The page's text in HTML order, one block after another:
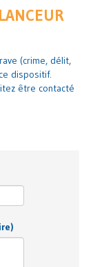
(crime, délit,
dispositif.
être contacté